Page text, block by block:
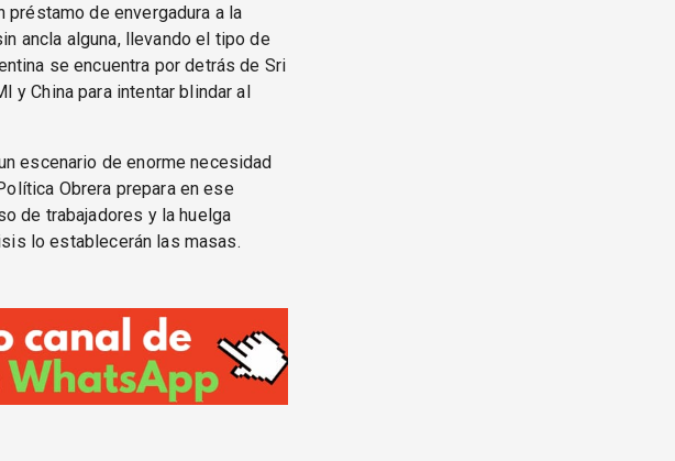
préstamo de envergadura a la
ancla alguna, llevando el tipo de
se encuentra por detrás de Sri
y China para intentar blindar al
escenario de enorme necesidad
Obrera prepara en ese
de trabajadores y la huelga
lo establecerán las masas.